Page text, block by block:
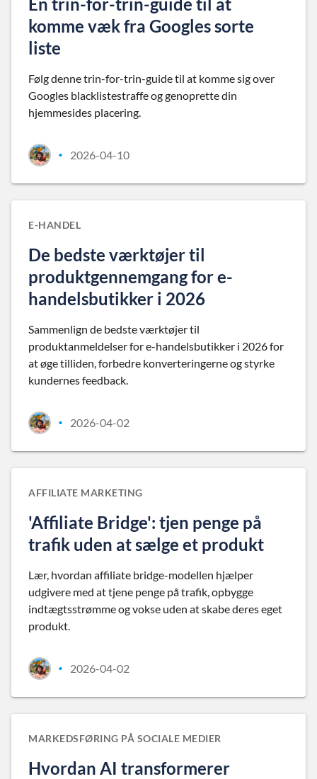
komme væk fra Googles sorte
liste
Følg denne trin-for-trin-guide til at komme sig over
Googles blacklistestraffe og genoprette din
hjemmesides placering.
• 2026-04-10
E-HANDEL
De bedste værktøjer til
produktgennemgang for e-
handelsbutikker i 2026
Sammenlign de bedste værktøjer til
produktanmeldelser for e-handelsbutikker i 2026 for
at øge tilliden, forbedre konverteringerne og styrke
kundernes feedback.
• 2026-04-02
AFFILIATE MARKETING
'Affiliate Bridge': tjen penge på
trafik uden at sælge et produkt
Lær, hvordan affiliate bridge-modellen hjælper
udgivere med at tjene penge på trafik, opbygge
indtægtsstrømme og vokse uden at skabe deres eget
produkt.
• 2026-04-02
MARKEDSFØRING PÅ SOCIALE MEDIER
Hvordan AI transformerer